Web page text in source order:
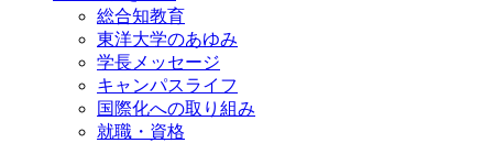
総合知教育
東洋大学のあゆみ
学長メッセージ
キャンパスライフ
国際化への取り組み
就職・資格